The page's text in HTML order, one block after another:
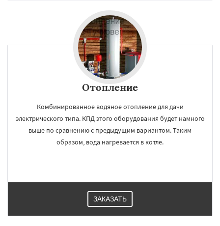
Отопление
Комбинированное водяное отопление для дачи
электрического типа. КПД этого оборудования будет намного
выше по сравнению с предыдущим вариантом. Таким
образом, вода нагревается в котле.
ЗАКАЗАТЬ